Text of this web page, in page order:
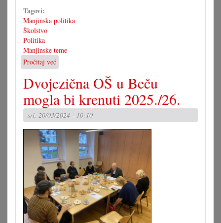
Tagovi:
Manjinska politika
Školstvo
Politika
Manjinske teme
Pročitaj već
Forum4Gradišće
sridnjim
uspjehom
Dvojezična OŠ u Beču
mogla bi krenuti 2025./26.
sri, 20/03/2024 - 10:10